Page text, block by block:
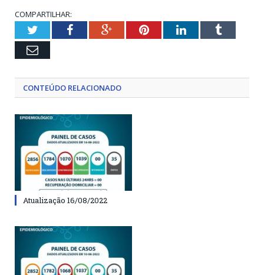
COMPARTILHAR:
TwitterFacebookGoogle+PinterestLinkedInTumblr
Email
CONTEÚDO RELACIONADO
Atualização 16/08/2022